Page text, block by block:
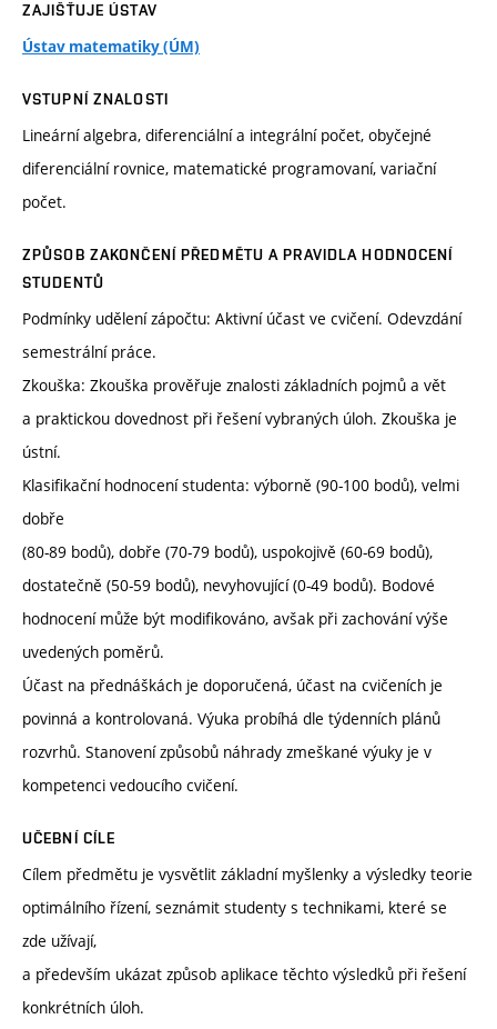
ZAJIŠŤUJE ÚSTAV
Ústav matematiky (ÚM)
VSTUPNÍ ZNALOSTI
Lineární algebra, diferenciální a integrální počet, obyčejné
diferenciální rovnice, matematické programovaní, variační
počet.
ZPŮSOB ZAKONČENÍ PŘEDMĚTU A PRAVIDLA HODNOCENÍ
STUDENTŮ
Podmínky udělení zápočtu: Aktivní účast ve cvičení. Odevzdání
semestrální práce.
Zkouška: Zkouška prověřuje znalosti základních pojmů a vět
a praktickou dovednost při řešení vybraných úloh. Zkouška je
ústní.
Klasifikační hodnocení studenta: výborně (90-100 bodů), velmi
dobře
(80-89 bodů), dobře (70-79 bodů), uspokojivě (60-69 bodů),
dostatečně (50-59 bodů), nevyhovující (0-49 bodů). Bodové
hodnocení může být modifikováno, avšak při zachování výše
uvedených poměrů.
Účast na přednáškách je doporučená, účast na cvičeních je
povinná a kontrolovaná. Výuka probíhá dle týdenních plánů
rozvrhů. Stanovení způsobů náhrady zmeškané výuky je v
kompetenci vedoucího cvičení.
UČEBNÍ CÍLE
Cílem předmětu je vysvětlit základní myšlenky a výsledky teorie
optimálního řízení, seznámit studenty s technikami, které se
zde užívají,
a především ukázat způsob aplikace těchto výsledků při řešení
konkrétních úloh.